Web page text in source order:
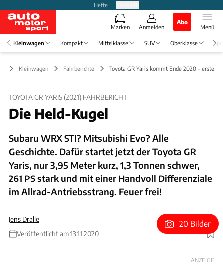
Hefte
Marken Anmelden
Abo
Menü
Kleinwagen Kompakt Mittelklasse SUV Oberklasse
Kleinwagen Fahrberichte Toyota GR Yaris kommt Ende 2020 - erste
TOYOTA GR YARIS (2021) FAHRBERICHT
Die Held-Kugel
Subaru WRX STI? Mitsubishi Evo? Alle
Geschichte. Dafür startet jetzt der Toyota GR
Yaris, nur 3,95 Meter kurz, 1,3 Tonnen schwer,
261 PS stark und mit einer Handvoll Differenziale
im Allrad-Antriebsstrang. Feuer frei!
Jens Dralle
Veröffentlicht am 13.11.2020
Foto: Harald Dawo
20 Bilder
ANZEIGE